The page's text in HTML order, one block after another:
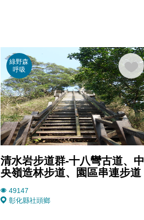
綠野森
呼吸
清水岩步道群-十八彎古道、中
央嶺造林步道、園區串連步道
49147
彰化縣社頭鄉